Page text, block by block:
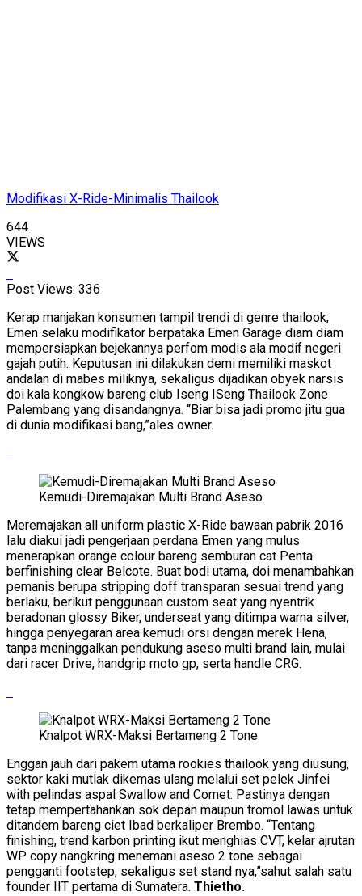
Modifikasi X-Ride-Minimalis Thailook
644
VIEWS
Post Views: 336
Kerap manjakan konsumen tampil trendi di genre thailook,
Emen selaku modifikator berpataka Emen Garage diam diam
mempersiapkan bejekannya perfom modis ala modif negeri
gajah putih. Keputusan ini dilakukan demi memiliki maskot
andalan di mabes miliknya, sekaligus dijadikan obyek narsis
doi kala kongkow bareng club Iseng ISeng Thailook Zone
Palembang yang disandangnya. “Biar bisa jadi promo jitu gua
di dunia modifikasi bang,”ales owner.
Kemudi-Diremajakan Multi Brand Aseso
Meremajakan all uniform plastic X-Ride bawaan pabrik 2016
lalu diakui jadi pengerjaan perdana Emen yang mulus
menerapkan orange colour bareng semburan cat Penta
berfinishing clear Belcote. Buat bodi utama, doi menambahkan
pemanis berupa stripping doff transparan sesuai trend yang
berlaku, berikut penggunaan custom seat yang nyentrik
beradonan glossy Biker, underseat yang ditimpa warna silver,
hingga penyegaran area kemudi orsi dengan merek Hena,
tanpa meninggalkan pendukung aseso multi brand lain, mulai
dari racer Drive, handgrip moto gp, serta handle CRG.
Knalpot WRX-Maksi Bertameng 2 Tone
Enggan jauh dari pakem utama rookies thailook yang diusung,
sektor kaki mutlak dikemas ulang melalui set pelek Jinfei
with pelindas aspal Swallow and Comet. Pastinya dengan
tetap mempertahankan sok depan maupun tromol lawas untuk
ditandem bareng ciet Ibad berkaliper Brembo. “Tentang
finishing, trend karbon printing ikut menghias CVT, kelar ajrutan
WP copy nangkring menemani aseso 2 tone sebagai
pengganti footstep, sekaligus set stand nya,”sahut salah satu
founder IIT pertama di Sumatera. Thietho.